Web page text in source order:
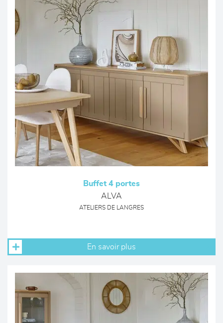
Buffet 4 portes
ALVA
ATELIERS DE LANGRES
En savoir plus